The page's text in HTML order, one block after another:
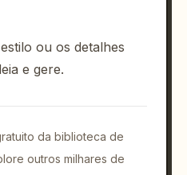
ou os detalhes
e gere.
da biblioteca de
outros milhares de